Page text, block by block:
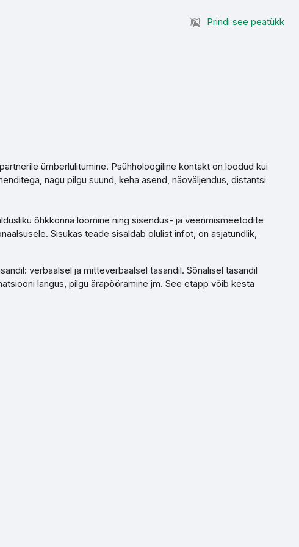
Prindi see peatükk
ümberlülitumine. Psühholoogiline kontakt on loodud kui
nagu pilgu suund, keha asend, näoväljendus, distantsi
õhkkonna loomine ning sisendus- ja veenmismeetodite
Sisukas teade sisaldab olulist infot, on asjatundlik,
verbaalsel ja mitteverbaalsel tasandil. Sõnalisel tasandil
langus, pilgu ärapööramine jm. See etapp võib kesta